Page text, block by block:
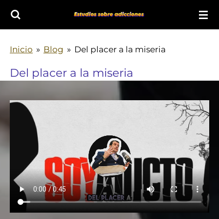
al
Inicio » Blog » Del placer a la miseria
Del placer a la miseria